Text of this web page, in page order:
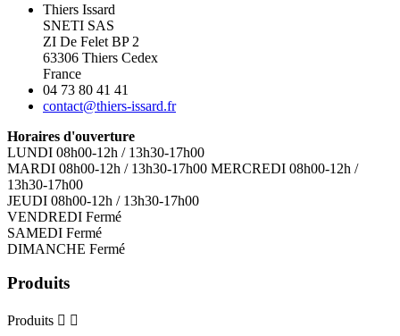
Thiers Issard
SNETI SAS
ZI De Felet BP 2
63306 Thiers Cedex
France
04 73 80 41 41
contact@thiers-issard.fr
Horaires d'ouverture
LUNDI 08h00-12h / 13h30-17h00
MARDI 08h00-12h / 13h30-17h00 MERCREDI 08h00-12h /
13h30-17h00
JEUDI 08h00-12h / 13h30-17h00
VENDREDI Fermé
SAMEDI Fermé
DIMANCHE Fermé
Produits
Produits  